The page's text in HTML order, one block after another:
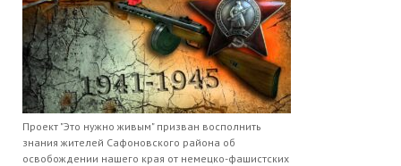
Проект "Это нужно живым" призван восполнить
знания жителей Сафоновского района об
освобождении нашего края от немецко-фашистских